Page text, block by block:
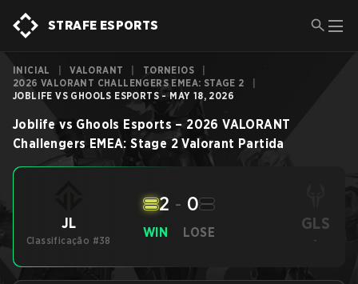
STRAFE ESPORTS
INICIAL VALORANT TORNEIOS
2026 VALORANT CHALLENGERS EMEA: STAGE 2
JOBLIFE VS GHOOLS ESPORTS - MAY 18, 2026
Joblife vs Ghools Esports – 2026 VALORANT
Challengers EMEA: Stage 2 Valorant Partida
JL
Classificação #38
WIN
2 - 0
LOSE GLS
-